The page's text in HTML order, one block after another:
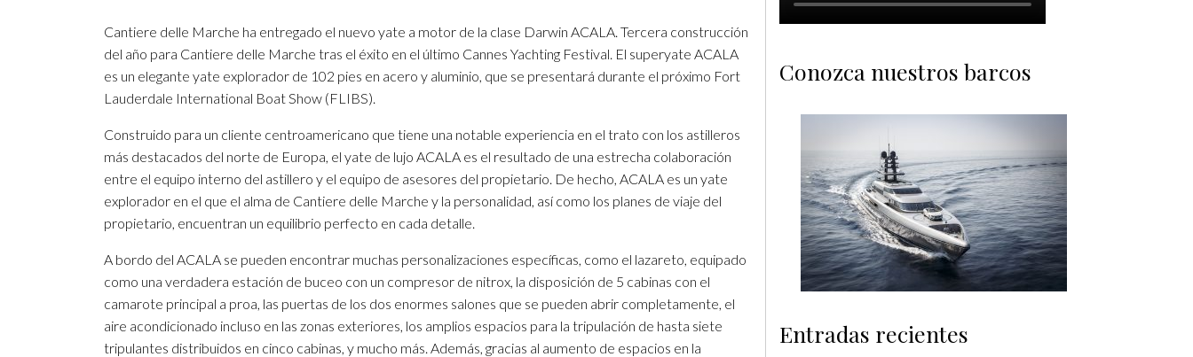
Cantiere delle Marche ha entregado el nuevo yate a motor de la clase Darwin ACALA. Tercera construcción
del año para Cantiere delle Marche tras el éxito en el último Cannes Yachting Festival. El superyate ACALA
es un elegante yate explorador de 102 pies en acero y aluminio, que se presentará durante el próximo Fort
Lauderdale International Boat Show (FLIBS).
Construido para un cliente centroamericano que tiene una notable experiencia en el trato con los astilleros
más destacados del norte de Europa, el yate de lujo ACALA es el resultado de una estrecha colaboración
entre el equipo interno del astillero y el equipo de asesores del propietario. De hecho, ACALA es un yate
explorador en el que el alma de Cantiere delle Marche y la personalidad, así como los planes de viaje del
propietario, encuentran un equilibrio perfecto en cada detalle.
A bordo del ACALA se pueden encontrar muchas personalizaciones específicas, como el lazareto, equipado
como una verdadera estación de buceo con un compresor de nitrox, la disposición de 5 cabinas con el
camarote principal a proa, las puertas de los dos enormes salones que se pueden abrir completamente, el
aire acondicionado incluso en las zonas exteriores, los amplios espacios para la tripulación de hasta siete
tripulantes distribuidos en cinco cabinas, y mucho más. Además, gracias al aumento de espacios en la
Conozca nuestros barcos
Entradas recientes